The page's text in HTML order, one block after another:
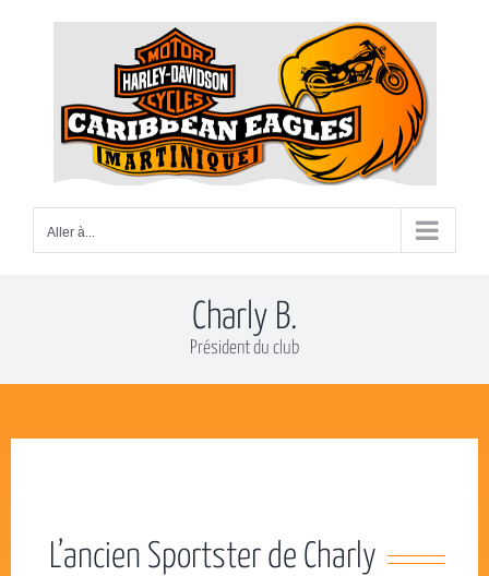
Aller à...
Charly B.
Président du club
L’ancien Sportster de Charly